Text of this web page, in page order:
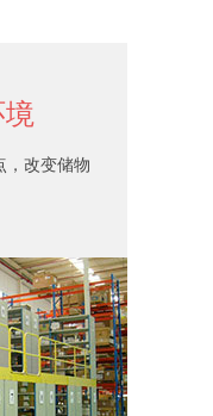
境
，改变储物